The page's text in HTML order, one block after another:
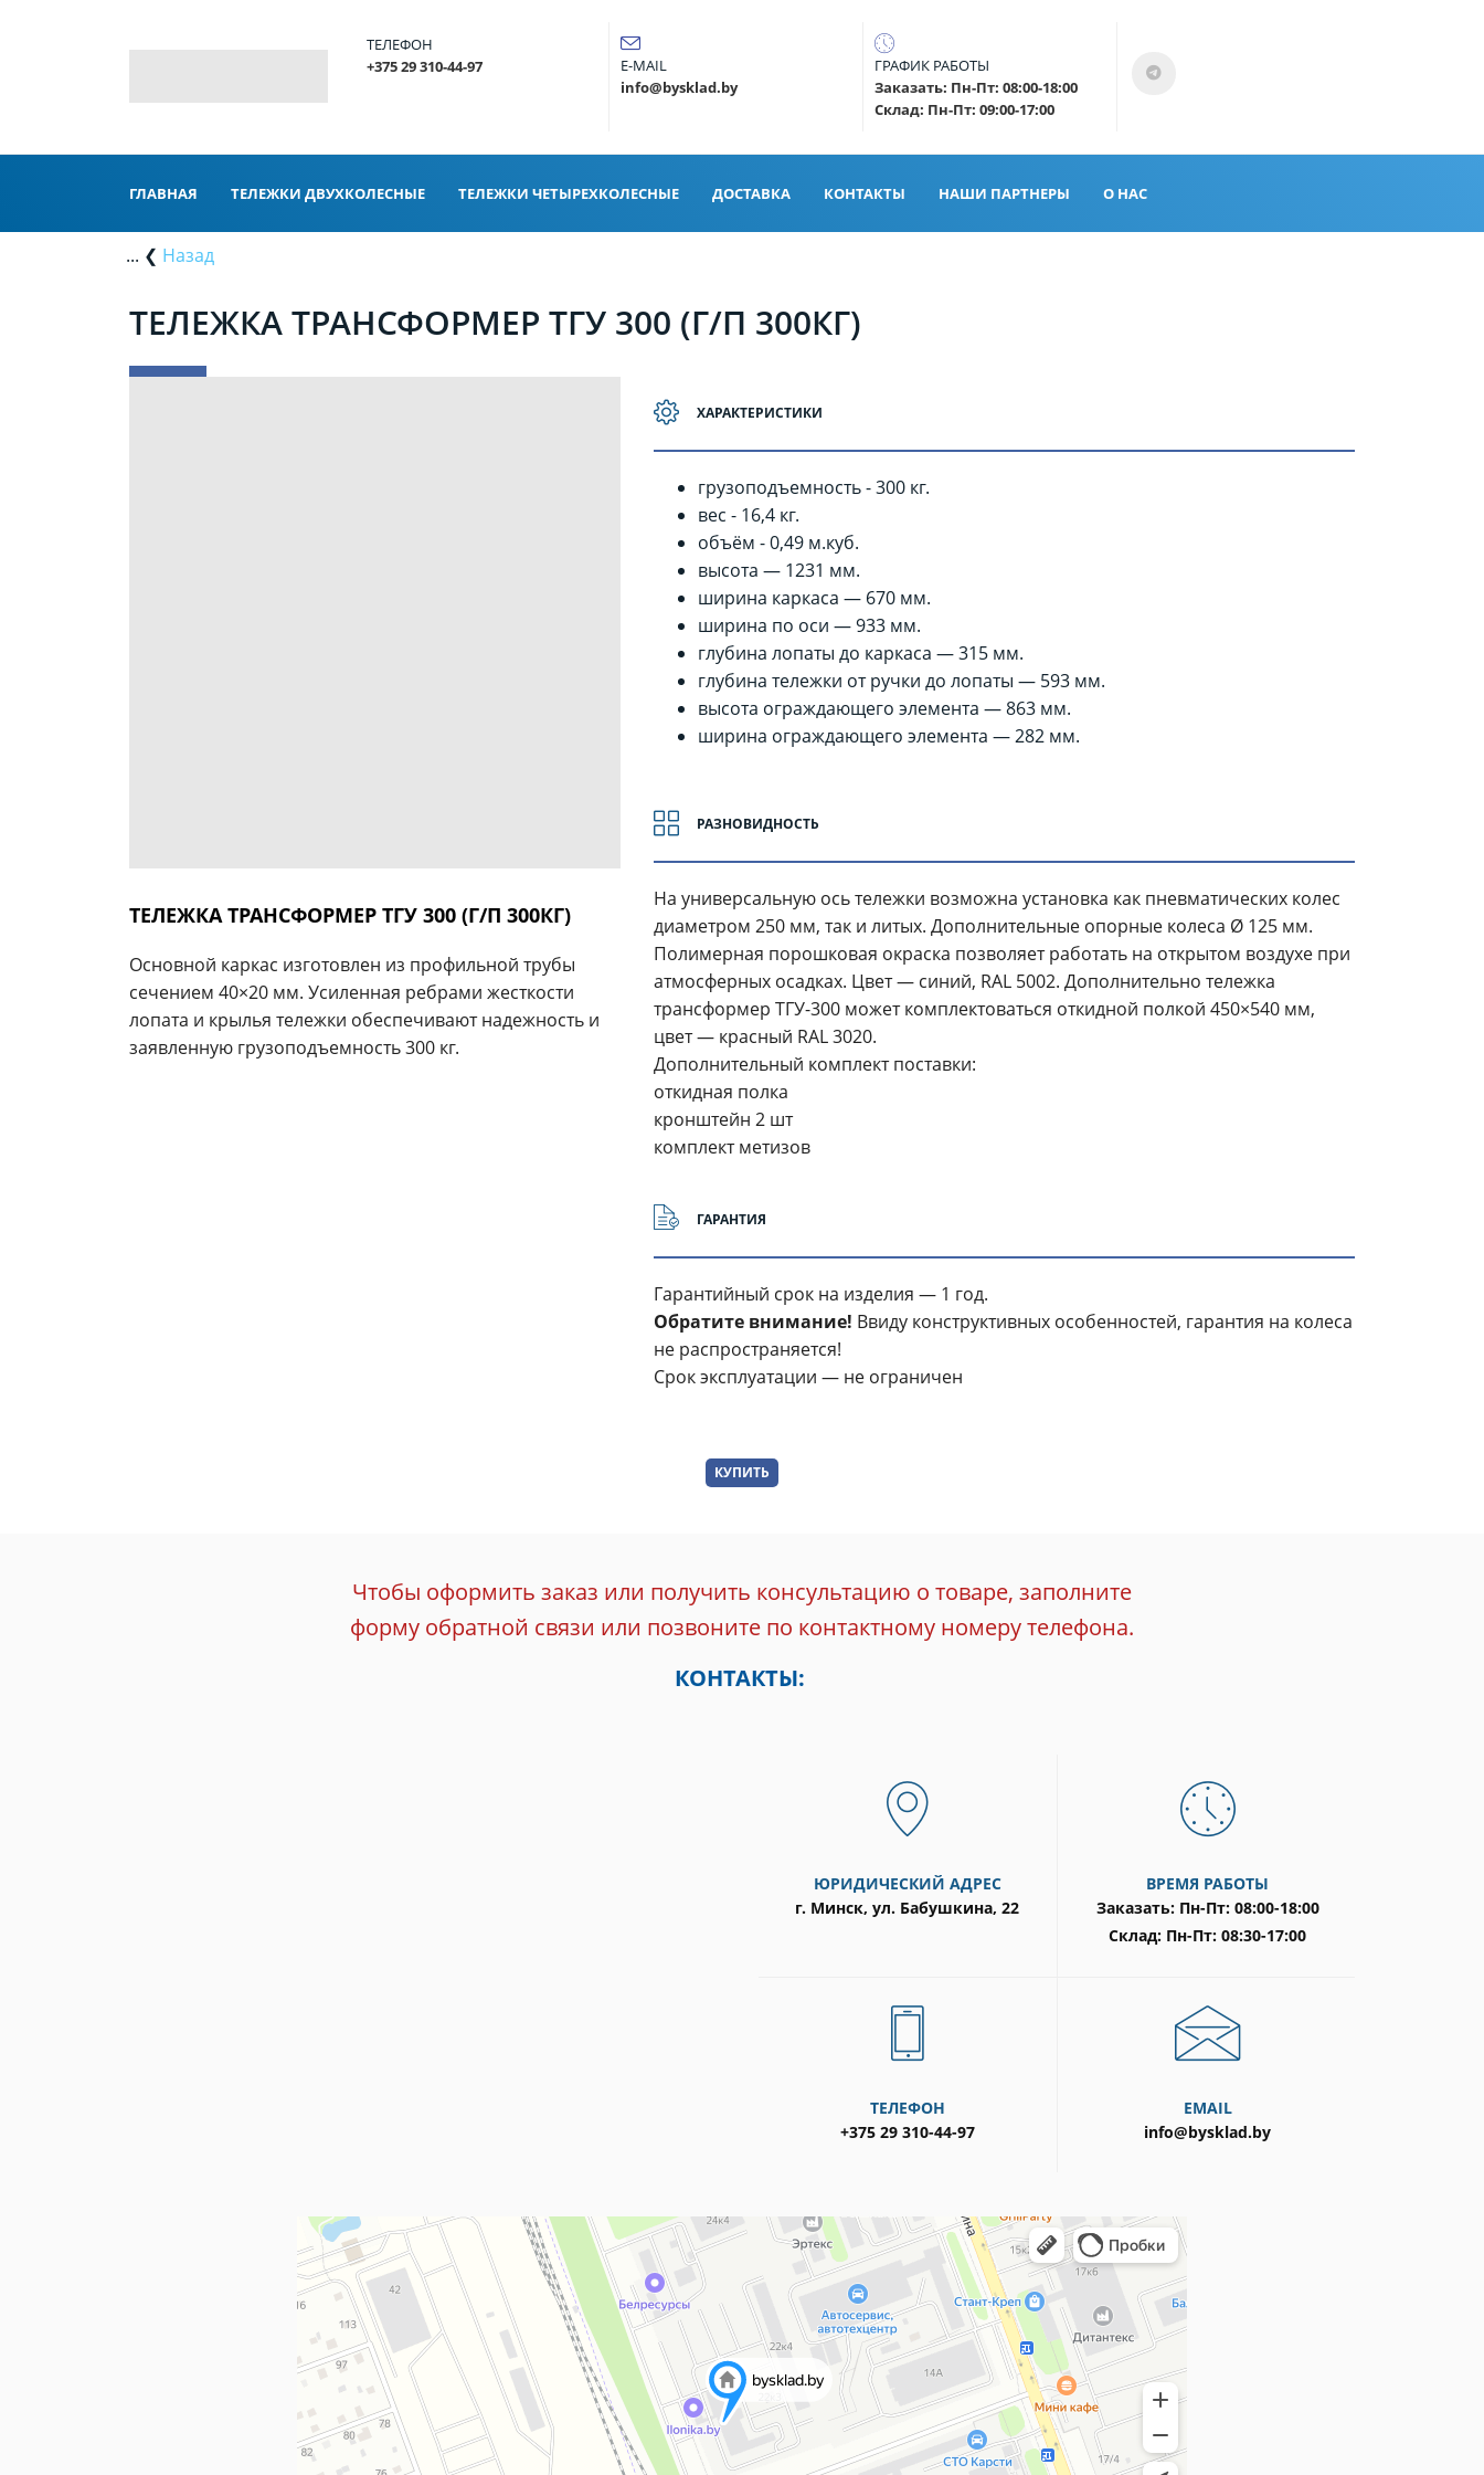
ТЕЛЕФОН
+375 29 310-44-97
E-MAIL
info@bysklad.by
ГРАФИК РАБОТЫ
Заказать: Пн-Пт: 08:00-18:00
Склад: Пн-Пт: 09:00-17:00
ГЛАВНАЯ ТЕЛЕЖКИ ДВУХКОЛЕСНЫЕ ТЕЛЕЖКИ ЧЕТЫРЕХКОЛЕСНЫЕ ДОСТАВКА КОНТАКТЫ НАШИ ПАРТНЕРЫ О НАС
... ❮ Назад
ТЕЛЕЖКА ТРАНСФОРМЕР ТГУ 300 (Г/П 300КГ)
ТЕЛЕЖКА ТРАНСФОРМЕР ТГУ 300 (Г/П 300КГ)
Основной каркас изготовлен из профильной трубы
сечением 40×20 мм. Усиленная ребрами жесткости
лопата и крылья тележки обеспечивают надежность и
заявленную грузоподъемность 300 кг.
ХАРАКТЕРИСТИКИ
грузоподъемность - 300 кг.
вес - 16,4 кг.
объём - 0,49 м.куб.
высота — 1231 мм.
ширина каркаса — 670 мм.
ширина по оси — 933 мм.
глубина лопаты до каркаса — 315 мм.
глубина тележки от ручки до лопаты — 593 мм.
высота ограждающего элемента — 863 мм.
ширина ограждающего элемента — 282 мм.
РАЗНОВИДНОСТЬ
На универсальную ось тележки возможна установка как пневматических колес
диаметром 250 мм, так и литых. Дополнительные опорные колеса Ø 125 мм.
Полимерная порошковая окраска позволяет работать на открытом воздухе при
атмосферных осадках. Цвет — синий, RAL 5002. Дополнительно тележка
трансформер ТГУ-300 может комплектоваться откидной полкой 450×540 мм,
цвет — красный RAL 3020.
Дополнительный комплект поставки:
откидная полка
кронштейн 2 шт
комплект метизов
ГАРАНТИЯ
Гарантийный срок на изделия — 1 год.
Обратите внимание! Ввиду конструктивных особенностей, гарантия на колеса
не распространяется!
Срок эксплуатации — не ограничен
КУПИТЬ
Чтобы оформить заказ или получить консультацию о товаре, заполните
форму обратной связи или позвоните по контактному номеру телефона.
КОНТАКТЫ:
ЮРИДИЧЕСКИЙ АДРЕС
г. Минск, ул. Бабушкина, 22
ВРЕМЯ РАБОТЫ
Заказать: Пн-Пт: 08:00-18:00
Склад: Пн-Пт: 08:30-17:00
ТЕЛЕФОН
+375 29 310-44-97
EMAIL
info@bysklad.by